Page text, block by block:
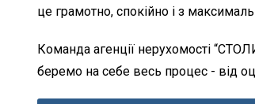
це грамотно, спокійно і з
Команда агенції нерухомості
беремо на себе весь процес - від